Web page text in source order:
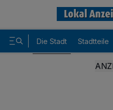
Die Stadt Stadtteile